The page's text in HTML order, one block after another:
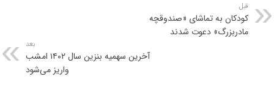
قبل
کودکان به تماشای «صندوقچه
مادربزرگ» دعوت شدند
بعد
آخرین سهمیه بنزین سال ۱۴۰۲ امشب
واریز می‌شود